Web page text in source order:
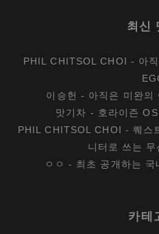
최신
PHIL CHITSOL CHOI - 아
이승헌 - 아직은 미완의
맛기차 - 호라이즌
PHIL CHITSOL CHOI -퀘스
니터로 쓰는
ㅇㅇ - 최초 공개하는
카테